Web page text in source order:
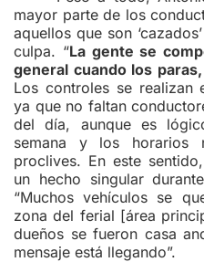
mayor parte de los
aquellos que son
culpa. “La gente se
general cuando los
Los controles se realizan
ya que no faltan
del día, aunque es
semana y los horarios
proclives. En este
un hecho singular
“Muchos vehículos se
zona del ferial [área
dueños se fueron casa
mensaje está llegando”.